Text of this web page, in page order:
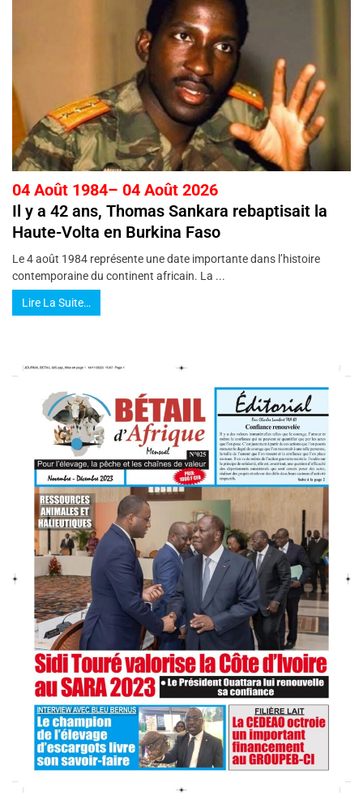
04 Août 1984– 04 Août 2026
Il y a 42 ans, Thomas Sankara rebaptisait la
Haute-Volta en Burkina Faso
Le 4 août 1984 représente une date importante dans l’histoire
contemporaine du continent africain. La ...
Lire La Suite…